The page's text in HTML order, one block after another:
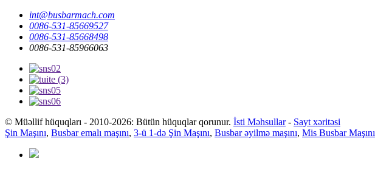
int@busbarmach.com
0086-531-85669527
0086-531-85668498
0086-531-85966063
© Müəllif hüquqları - 2010-2026: Bütün hüquqlar qorunur. İsti Məhsullar- Sayt xəritəsi
Şin Maşını, Busbar emalı maşını, 3-ü 1-də Şin Maşını, Busbar əyilmə maşını, Mis Busbar Maşını